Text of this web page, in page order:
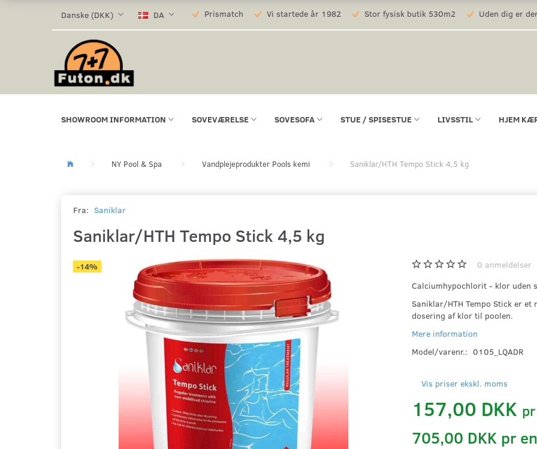
Danske (DKK) DA Prismatch Vi startede år 1982 Stor fysisk butik 530m2 Uden dig er
SHOWROOM INFORMATION SOVEVÆRELSE SOVESOFA STUE / SPISESTUE LIVSSTIL HJEM
NY Pool & Spa Vandplejeprodukter Pools kemi Saniklar/HTH Tempo Stick 4,5 kg
Fra: Saniklar
Saniklar/HTH Tempo Stick 4,5 kg
-14% 0 anmeldelser
Calciumhypochlorit - klor uden
Saniklar/HTH Tempo Stick er
dosering af klor til poolen.
Mere information
Model/varenr.: 0105_LQADR
Vis priser ekskl. moms
157,00 DKK pr
705,00 DKK pr